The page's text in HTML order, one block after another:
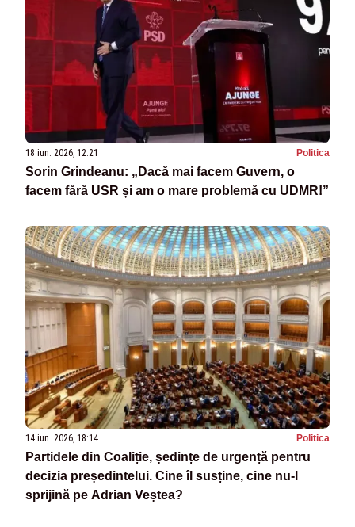
18 iun. 2026, 12:21 Politica
Sorin Grindeanu: „Dacă mai facem Guvern, o
facem fără USR și am o mare problemă cu UDMR!”
14 iun. 2026, 18:14 Politica
Partidele din Coaliție, ședințe de urgență pentru
decizia președintelui. Cine îl susține, cine nu-l
sprijină pe Adrian Veștea?